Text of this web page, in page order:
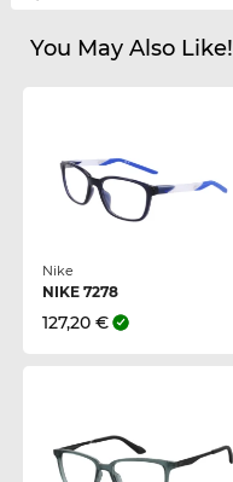
You May Also Like!
Nike
NIKE 7278
127,20 €